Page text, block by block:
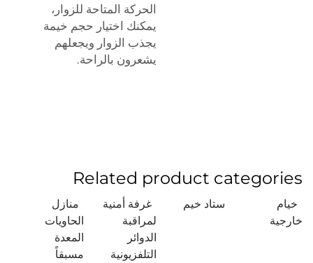
الحركة المتاحة للزوار،
يمكنك اختيار حجم خيمة
يجذب الزوار ويجعلهم
يشعرون بالراحة.
Related product categories
خيام
خارجية
ستاد خيم
غرفة أمنية
لمراقبة
الدوائر
التلفزيونية
منازل
الحاويات
المعدة
مسبقاً